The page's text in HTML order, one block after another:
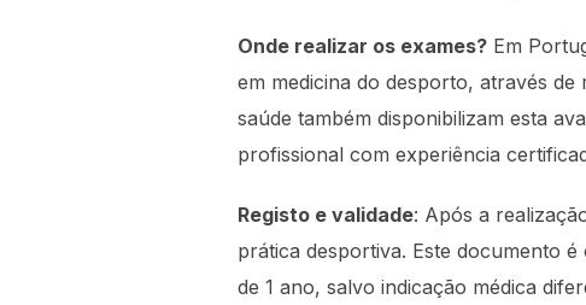
Onde realizar os exames? Em
em medicina do desporto, através
saúde também disponibilizam esta
profissional com experiência
Registo e validade: Após a
prática desportiva. Este documento
de 1 ano, salvo indicação médica